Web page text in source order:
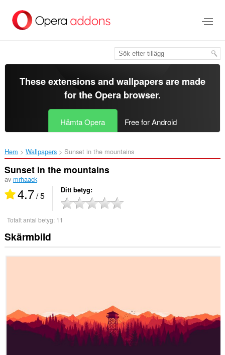
brödtexten
These extensions and wallpapers are made
for theOpera browser.
Hämta Opera Free for Android
Hem Wallpapers Sunset in the mountains‎
Sunset in the mountains
av mrhaack
4.7/ 5 Ditt betyg
Totalt antal betyg: 11
Skärmbild